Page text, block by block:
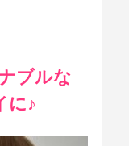
ブルな
に♪